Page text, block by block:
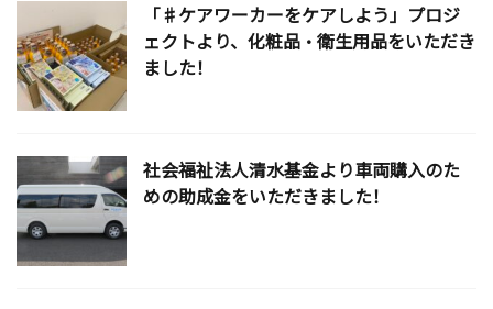
「♯ケアワーカーをケアしよう」プロジ
ェクトより、化粧品・衛生用品をいただき
ました！
社会福祉法人清水基金より車両購入のた
めの助成金をいただきました！